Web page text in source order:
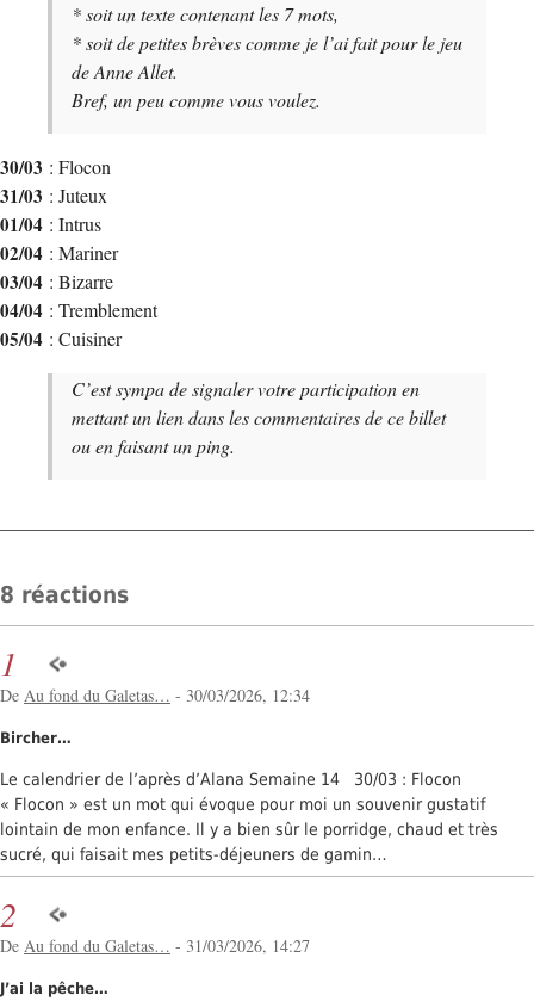
* soit un texte contenant les 7 mots,
* soit de petites brèves comme je l’ai fait pour le jeu
de Anne Allet.
Bref, un peu comme vous voulez.
30/03 : Flocon
31/03 : Juteux
01/04 : Intrus
02/04 : Mariner
03/04 : Bizarre
04/04 : Tremblement
05/04 : Cuisiner
C’est sympa de signaler votre participation en
mettant un lien dans les commentaires de ce billet
ou en faisant un ping.
8 réactions
1
De Au fond du Galetas… - 30/03/2026, 12:34
Bircher…
Le calendrier de l’après d’Alana Semaine 14 30/03 : Flocon
« Flocon » est un mot qui évoque pour moi un souvenir gustatif
lointain de mon enfance. Il y a bien sûr le porridge, chaud et très
sucré, qui faisait mes petits-déjeuners de gamin…
2
De Au fond du Galetas… - 31/03/2026, 14:27
J’ai la pêche…